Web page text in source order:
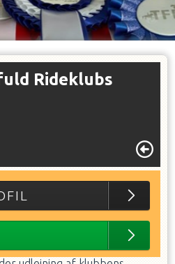
Rideklubs